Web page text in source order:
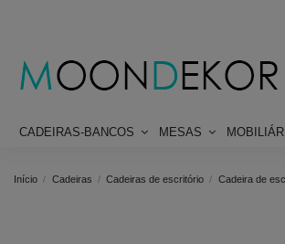
CADEIRAS-BANCOS MESAS
Início Cadeiras Cadeiras de escritório Cadeira de